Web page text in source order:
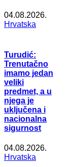
04.08.2026.
Hrvatska
Turudić:
Trenutačno
imamo jedan
veliki
predmet, a u
njega je
uključena i
nacionalna
sigurnost
04.08.2026.
Hrvatska